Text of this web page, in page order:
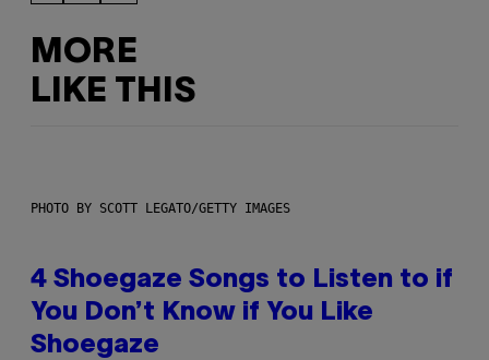
MORE
LIKE THIS
PHOTO BY SCOTT LEGATO/GETTY IMAGES
4 Shoegaze Songs to Listen to if
You Don’t Know if You Like
Shoegaze